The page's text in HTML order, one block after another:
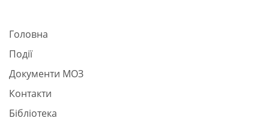
Головна
Події
Документи МОЗ
Контакти
Бібліотека